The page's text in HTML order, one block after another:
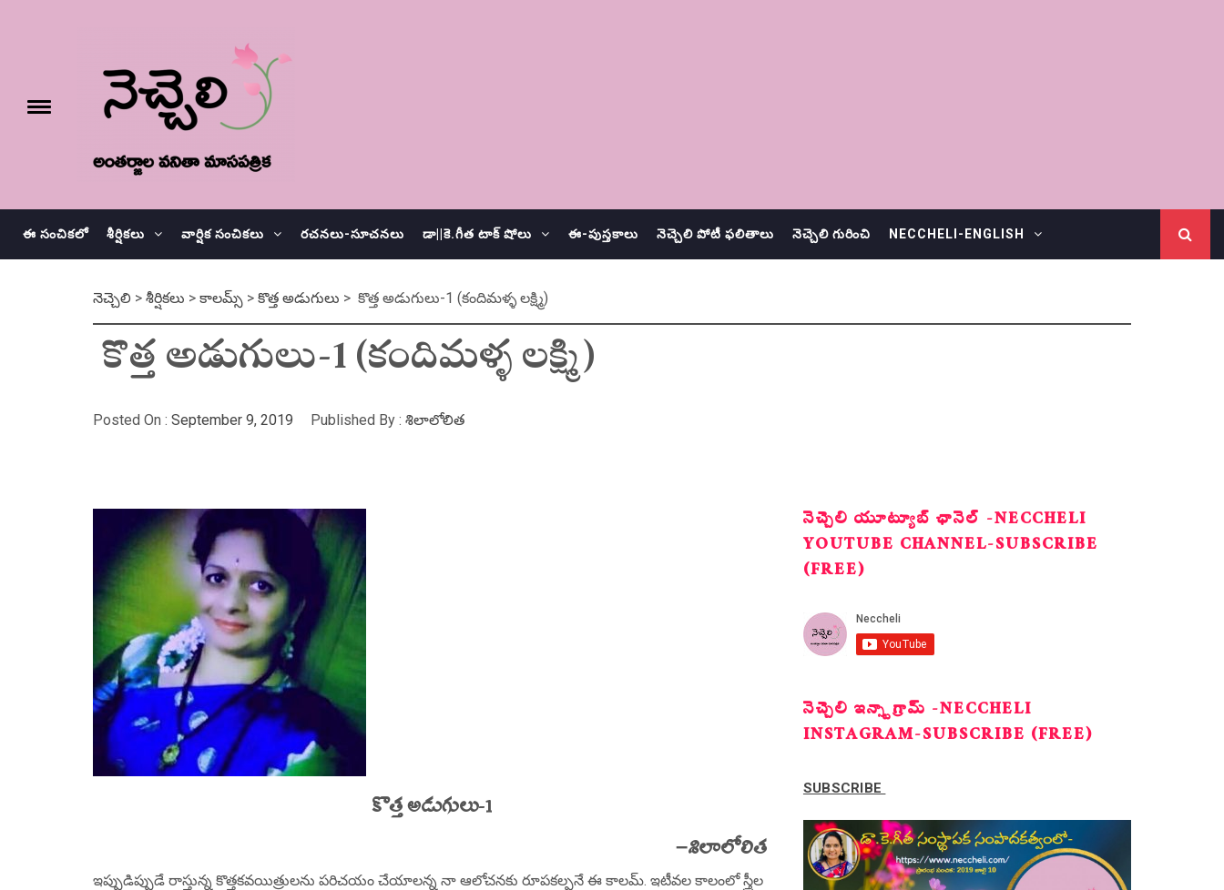
Toggle
ఈ సంచికలో శీర్షికలు వార్షిక సంచికలు రచనలు-సూచనలు డా||కె.గీత టాక్ షోలు ఈ-పుస్తకాలు నెచ్చెలి పోటీ ఫలితాలు నెచ్చెలి గురించి NECCHELI-ENGLISH
నెచ్చెలి > శీర్షికలు > కాలమ్స్ > కొత్త అడుగులు > కొత్త అడుగులు-1 (కందిమళ్ళ లక్ష్మి)
కొత్త అడుగులు-1 (కందిమళ్ళ లక్ష్మి)
Posted On : September 9, 2019 Published By : శిలాలోలిత
కొత్త అడుగులు-1
–శిలాలోలిత
ఇప్పుడిప్పుడే రాస్తున్న కొత్తకవయిత్రులను పరిచయం చేయాలన్న నా ఆలోచనకు రూపకల్పనే ఈ కాలమ్. ఇటీవల కాలంలో స్త్రీల
నెచ్చెలి యూట్యూబ్ ఛానెల్ -NECCHELI
YOUTUBE CHANNEL-SUBSCRIBE
(FREE)
నెచ్చెలి ఇన్స్టాగ్రామ్ -NECCHELI
INSTAGRAM-SUBSCRIBE (FREE)
SUBSCRIBE